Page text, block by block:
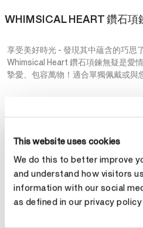
This website uses cookies
We do this to better improve
and understand how visitors
information with our social
as defined in our privacy policy
WHIMSICAL HEART 鑽石項
享受美好時光 - 發現其中蘊含的巧思
Whimsical Heart 鑽石項鍊無疑是愛
摯愛、包容萬物！適合單獨佩戴或與
選擇 金屬
預約